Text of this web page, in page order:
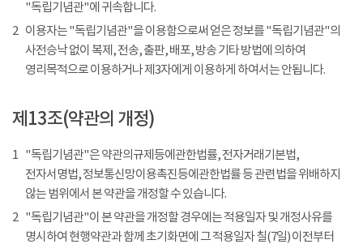
"독립기념관"에 귀속합니다.
2 이용자는 "독립기념관"을 이용함으로써 얻은 정보를 "독립기념관"의
사전승낙 없이 복제, 전송, 출판, 배포, 방송 기타 방법에 의하여
영리목적으로 이용하거나 제3자에게 이용하게 하여서는 안됩니다.
제13조(약관의 개정)
1 "독립기념관"은 약관의규제등에관한법률, 전자거래기본법,
전자서명법, 정보통신망이용촉진등에관한법률 등 관련법을 위배하지
않는 범위에서 본 약관을 개정할 수 있습니다.
2 "독립기념관"이 본 약관을 개정할 경우에는 적용일자 및 개정사유를
명시하여 현행약관과 함께 초기화면에 그 적용일자 칠(7일) 이전부터